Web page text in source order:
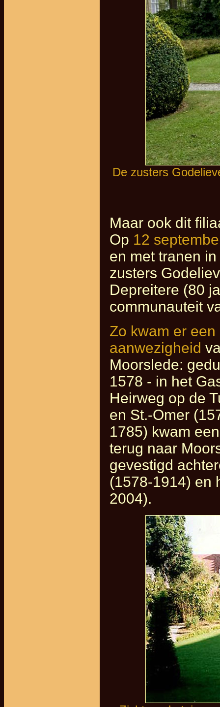
De zusters
Maar ook dit
Op 12
en met tranen
zusters
Depreitere (80
communauteit
Zo kwam er
aanwezigheid
Moorslede:
1578 - in het
Heirweg op de
en St.-Omer
1785) kwam
terug naar
gevestigd
(1578-1914) en
2004).